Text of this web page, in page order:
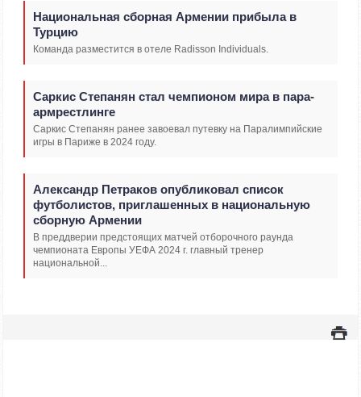
Национальная сборная Армении прибыла в
Турцию
Команда разместится в отеле Radisson Individuals.
Саркис Степанян стал чемпионом мира в пара-
армрестлинге
Саркис Степанян ранее завоевал путевку на Паралимпийские
игры в Париже в 2024 году.
Александр Петраков опубликовал список
футболистов, приглашенных в национальную
сборную Армении
В преддверии предстоящих матчей отборочного раунда
чемпионата Европы УЕФА 2024 г. главный тренер
национальной...